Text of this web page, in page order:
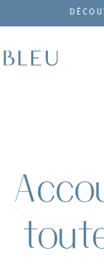
DÉCOUVREZ